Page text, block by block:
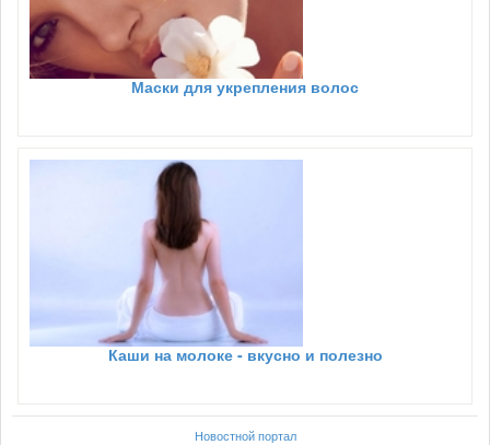
Маски для укрепления волос
Каши на молоке - вкусно и полезно
Новостной портал